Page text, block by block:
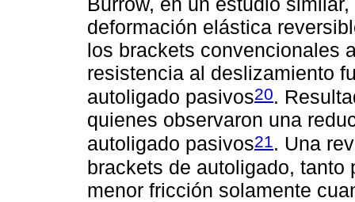
deformación elástica
los brackets convencionales
resistencia al deslizamiento
autoligado pasivos20.
quienes observaron una
autoligado pasivos21 . Una
brackets de autoligado,
menor fricción solamente